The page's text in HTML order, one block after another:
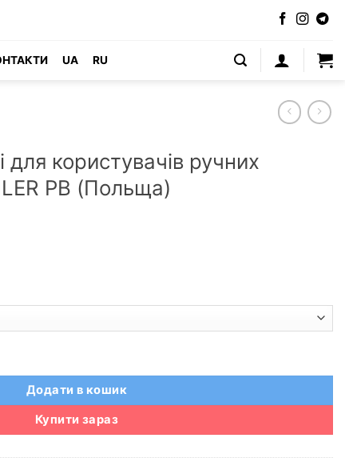
UA RU
для користувачів ручних
PB (Польща)
Додати в кошик
Купити зараз